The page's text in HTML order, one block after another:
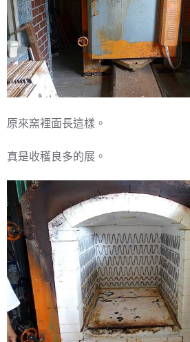
原來窯裡面長這樣。
真是收穫良多的展。